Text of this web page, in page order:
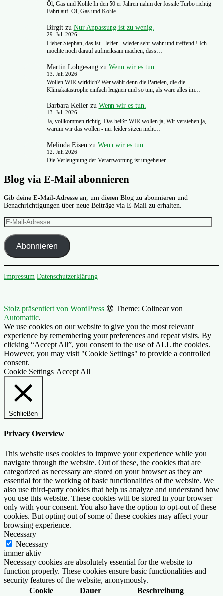
Öl, Gas und Kohle In den 50 er Jahren nahm der fossile Turbo richtig
Fahrt auf. Öl, Gas und Kohle…
Birgitzu Nur Anpassung ist zu wenig.
29. Juli 2026
Lieber Stephan, das ist - leider - wieder sehr wahr und treffend ! Ich
möchte noch darauf aufmerksam machen, dass…
Martin Lobgesangzu Wenn wir es tun.
13. Juli 2026
Wollen WIR wirklich? Wer wählt denn die Parteien, die die
Klimakatastrophe einfach leugnen und so tun, als wäre alles im…
Barbara Kellerzu Wenn wir es tun.
13. Juli 2026
Ja, vollkommen richtig. Das heißt: WIR wollen ja, Wir verstehen ja,
warum wir das wollen - nur leider sitzen nicht…
Melinda Eisen zu Wenn wir es tun.
12. Juli 2026
Die Verleugnung der Verantwortung ist ungeheuer.
Blog via E-Mail abonnieren
Gib deine E-Mail-Adresse an, um diesen Blog zu abonnieren und
Benachrichtigungen über neue Beiträge via E-Mail zu erhalten.
E-
Mail-
Adresse
Abonnieren
Impressum Datenschutzerklärung
Stolz präsentiert von WordPress
Theme: Colinear von
Automattic.
We use cookies on our website to give you the most relevant
experience by remembering your preferences and repeat visits. By
clicking “Accept All”, you consent to the use of ALL the cookies.
However, you may visit "Cookie Settings" to provide a controlled
consent.
Cookie Settings Accept All
Schließen
Privacy Overview
This website uses cookies to improve your experience while you
navigate through the website. Out of these, the cookies that are
categorized as necessary are stored on your browser as they are
essential for the working of basic functionalities of the website. We
also use third-party cookies that help us analyze and understand how
you use this website. These cookies will be stored in your browser
only with your consent. You also have the option to opt-out of these
cookies. But opting out of some of these cookies may affect your
browsing experience.
Necessary
Necessary
immer aktiv
Necessary cookies are absolutely essential for the website to
function properly. These cookies ensure basic functionalities and
security features of the website, anonymously.
Cookie
Dauer Beschreibung